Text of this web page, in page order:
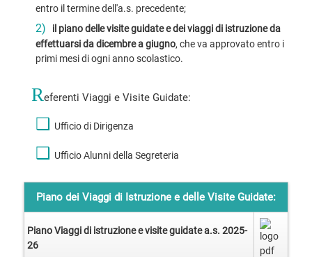
entro il termine dell'a.s. precedente;
2)
il piano delle visite guidate e dei viaggi di istruzione da
effettuarsi da dicembre a giugno, che va approvato entro i
primi mesi di ogni anno scolastico.
Referenti Viaggi e Visite Guidate:
❑ Ufficio di Dirigenza
❑ Ufficio Alunni della Segreteria
Piano dei Viaggi di Istruzione e delle Visite Guidate:
Piano Viaggi di istruzione e visite guidate a.s. 2025-
26